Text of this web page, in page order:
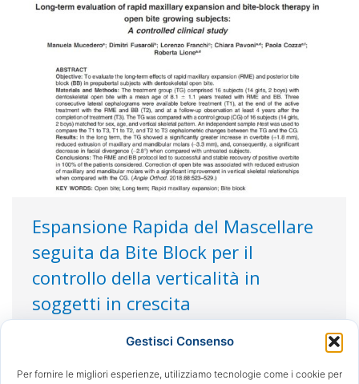
Gestisci Consenso
Per fornire le migliori esperienze, utilizziamo tecnologie come i cookie per
Espansione Rapida del Mascellare
seguita da Bite Block per il
controllo della verticalità in
soggetti in crescita
rapida dei mascellari e della terapia del bite-block